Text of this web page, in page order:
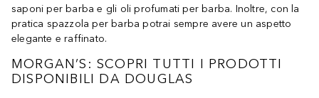
saponi per barba e gli oli profumati per barba. Inoltre, con la
pratica spazzola per barba potrai sempre avere un aspetto
elegante e raffinato.
MORGAN’S: SCOPRI TUTTI I PRODOTTI
DISPONIBILI DA DOUGLAS